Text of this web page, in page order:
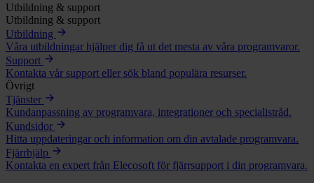
Utbildning & support
Utbildning & support
Utbildning
Våra utbildningar hjälper dig få ut det mesta av våra programvaror.
Support
Kontakta vår support eller sök bland populära resurser.
Övrigt
Tjänster
Kundanpassning av programvara, integrationer och specialistråd.
Kundsidor
Hitta uppdateringar och information om din avtalade programvara.
Fjärrhjälp
Kontakta en expert från Elecosoft för fjärrsupport i din programvara.